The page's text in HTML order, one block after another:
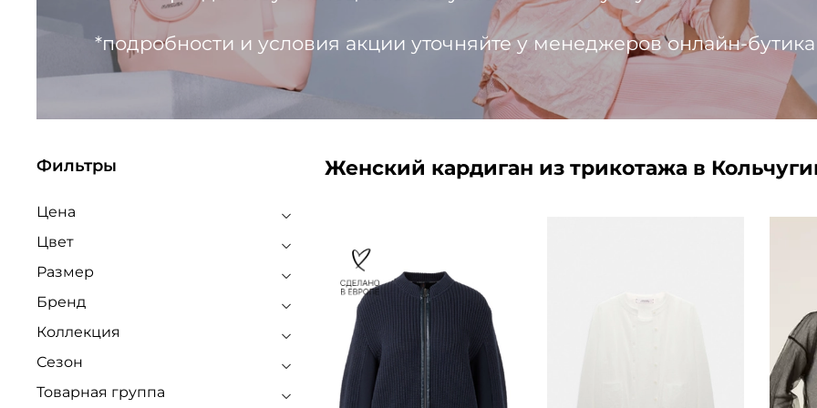
*подробности и условия акции уточняйте у менеджеров онлайн-бутика
Женский кардиган из трикотажа в
Фильтры
Цена
Цвет
Размер
Бренд
Коллекция
Сезон
Товарная группа